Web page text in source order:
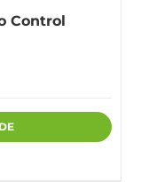
Control